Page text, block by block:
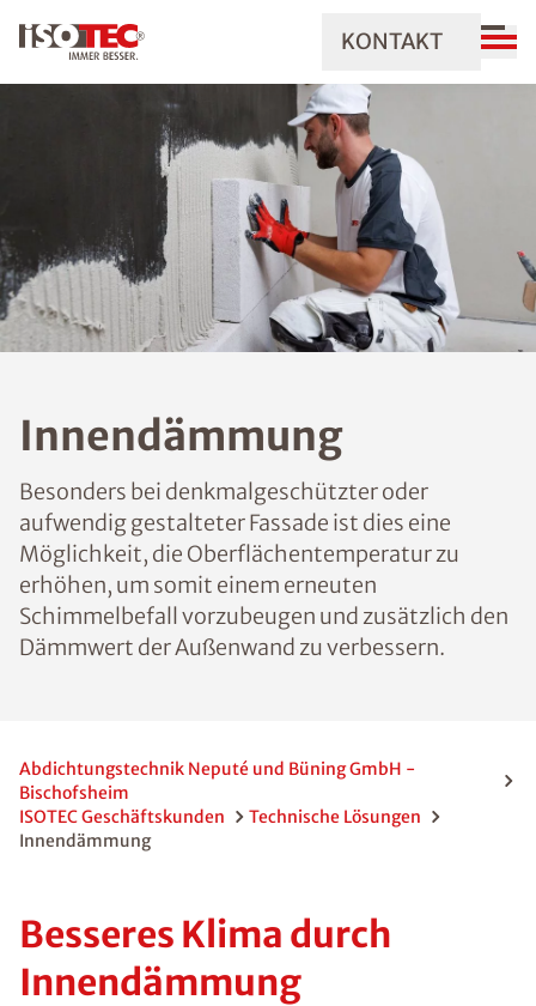
KONTAKT
Innendämmung
Besonders bei denkmalgeschützter oder
aufwendig gestalteter Fassade ist dies eine
Möglichkeit, die Oberflächentemperatur zu
erhöhen, um somit einem erneuten
Schimmelbefall vorzubeugen und zusätzlich den
Dämmwert der Außenwand zu verbessern.
Abdichtungstechnik Neputé und Büning GmbH -
Bischofsheim
ISOTEC Geschäftskunden
Technische Lösungen
Innendämmung
Besseres Klima durch
Innendämmung